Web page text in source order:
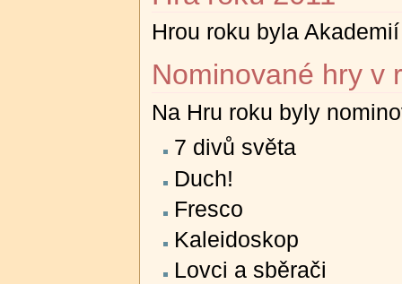
Hrou roku byla
Nominované hry v
Na Hru roku byly
7 divů světa
Duch!
Fresco
Kaleidoskop
Lovci a sběrači